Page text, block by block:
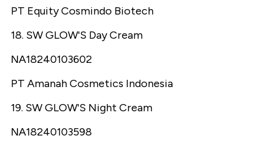
PT Equity Cosmindo Biotech
18. SW GLOW'S Day Cream
ΝΑ18240103602
PT Amanah Cosmetics Indonesia
19. SW GLOW'S Night Cream
ΝΑ18240103598